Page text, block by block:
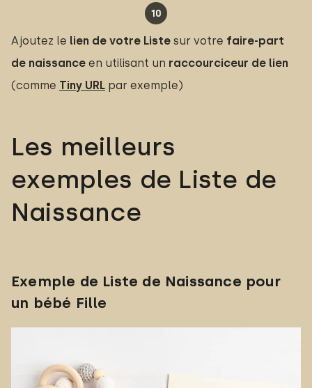
Ajoutez le lien de votre Liste sur votre faire-part
de naissance en utilisant un raccourciceur de lien
(comme Tiny URL par exemple)
Les meilleurs
exemples de Liste de
Naissance
Exemple de Liste de Naissance pour
un bébé Fille